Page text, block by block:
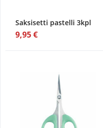
Saksisetti pastelli 3kpl
9,95 €